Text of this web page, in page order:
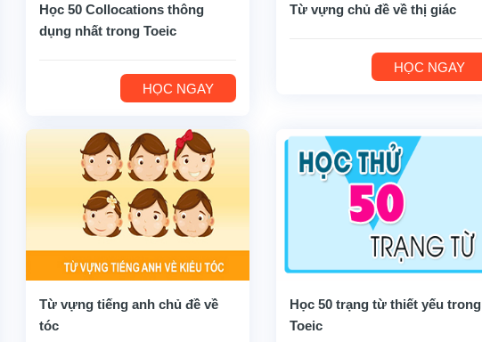
Học 50 Collocations thông
dụng nhất trong Toeic
HỌC NGAY
Từ vựng chủ đề về thị giác
HỌC NGAY
Từ vựng tiếng anh chủ đề về
tóc
Học 50 trạng từ thiết yếu trong
Toeic